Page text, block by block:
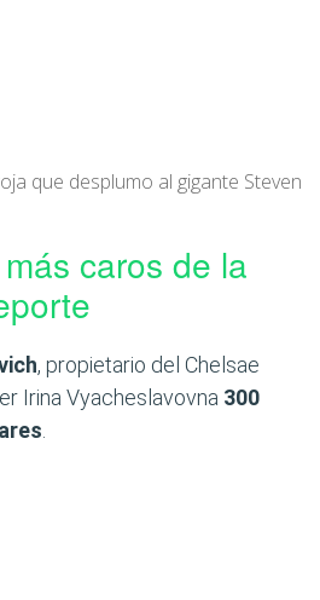
que desplumo al gigante Steven
caros de la
, propietario del Chelsae
Irina Vyacheslavovna 300